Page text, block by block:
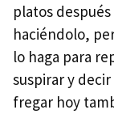
platos
haciéndolo,
lo haga para
suspirar y
fregar hoy